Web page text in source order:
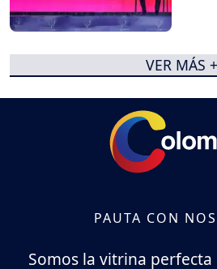
VER MÁS +
PAUTA CON
Somos la vitrina